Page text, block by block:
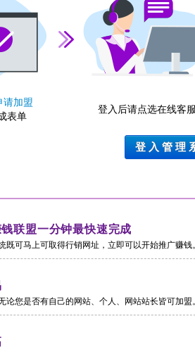
请加盟
表单
登入后请点选在线客
登 入 管 理
联盟一分钟最快速完成
既可马上可取得行销网址，立即可以开始推广赚钱
论您是否有自己的网站、个人、网站站长皆可加盟